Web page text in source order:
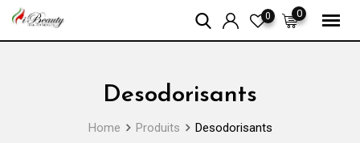
Skip
0
0
Desodorisants
Home Produits Desodorisants